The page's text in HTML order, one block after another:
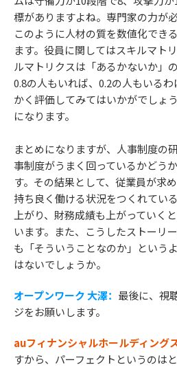
標がありますよね。専門家の力が
このように人材の質を数値化でき
ます。役員に関してはスキルマト
ルマトリクスは「あるかないか」
0.8の人もいれば、0.2の人もいる
かく評価してみてはいかがでしょ
になります。
まとめになりますが、人事制度の
事制度がうまく回っているかどう
す。その結果として、従業員が求
持ち良く働ける状況をつくれてい
上がり、財務成績も上がっていく
います。また、こうしたストーリ
も「そういうことなのか」という
はないでしょうか。
オープンワーク 大澤： 最後に、視
ジをお願いします。
auフィナンシャルホールディング
すから、パーフェクトというのは